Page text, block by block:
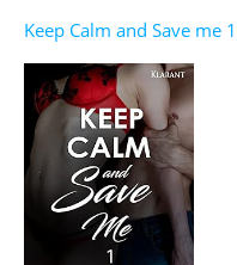
Keep Calm and Save me 1